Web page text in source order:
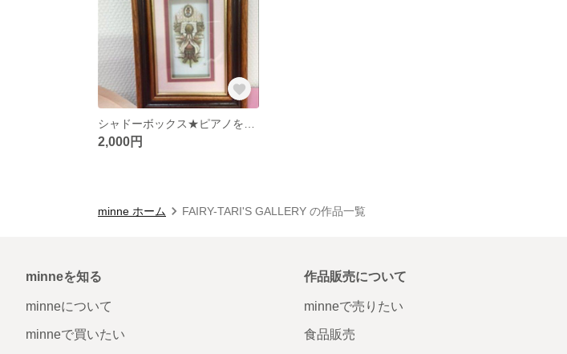
2,000円
minne ホーム FAIRY-TARI'S GALLERY の作品一覧
minneを知る
minneについて
minneで買いたい
作品販売について
minneで売りたい
食品販売